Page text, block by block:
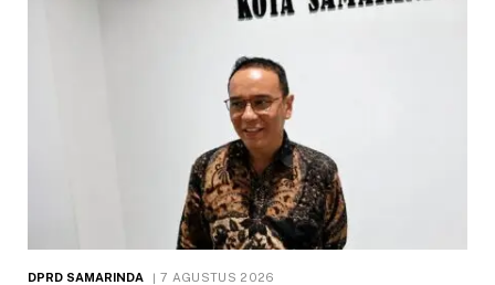
DPRD SAMARINDA 7 AGUSTUS 2026